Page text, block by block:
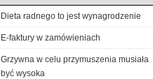
Dieta radnego to jest wynagrodzenie
E-faktury w zamówieniach
Grzywna w celu przymuszenia musiała
być wysoka